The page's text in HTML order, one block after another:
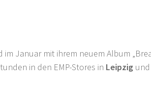
im Januar mit ihrem neuem Album
in den EMP-Stores in Leipzig und